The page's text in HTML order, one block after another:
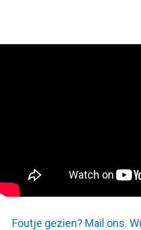
Foutje gezien? Mail ons.